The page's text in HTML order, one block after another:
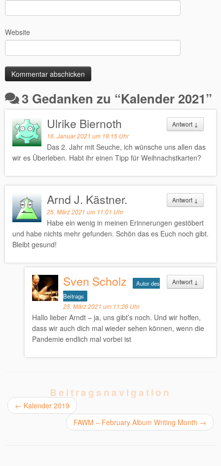
Website
3 Gedanken zu “Kalender 2021”
Antwort ↓
Ulrike Biernoth
16. Januar 2021 um 18:15 Uhr
Das 2. Jahr mit Seuche, ich wünsche uns allen das
wir es Überleben. Habt ihr einen Tipp für Weihnachstkarten?
Antwort ↓
Arnd J. Kästner.
25. März 2021 um 11:01 Uhr
Habe ein wenig in meinen Erinnerungen gestöbert
und habe nichts mehr gefunden. Schön das es Euch noch gibt.
Bleibt gesund!
Antwort ↓
Sven Scholz
Autor des
Beitrags
25. März 2021 um 11:26 Uhr
Hallo lieber Arndt – ja, uns gibt’s noch. Und wir hoffen,
dass wir auch dich mal wieder sehen können, wenn die
Pandemie endlich mal vorbei ist
Beitragsnavigation
← Kalender 2019
FAWM – February Album Writing Month →